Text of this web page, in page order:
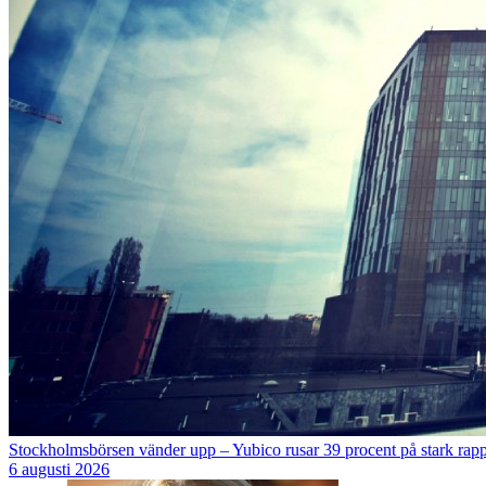
Stockholmsbörsen vänder upp – Yubico rusar 39 procent på stark
6 augusti 2026